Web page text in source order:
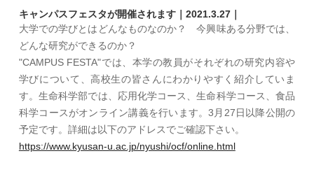
キャンパスフェスタが開催されます｜2021.3.27｜
大学での学びとはどんなものなのか？ 今興味ある分野では、
どんな研究ができるのか？
"CAMPUS FESTA"では、本学の教員がそれぞれの研究内容や
学びについて、高校生の皆さんにわかりやすく紹介していま
す。生命科学部では、応用化学コース、生命科学コース、食品
科学コースがオンライン講義を行います。3月27日以降公開の
予定です。詳細は以下のアドレスでご確認下さい。
https://www.kyusan-u.ac.jp/nyushi/ocf/online.html